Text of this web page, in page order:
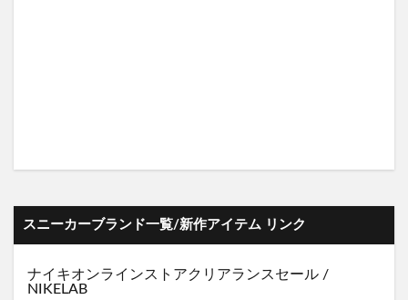
スニーカーブランド一覧/新作アイテム リンク
ナイキオンラインストアクリアランスセール /
NIKELAB